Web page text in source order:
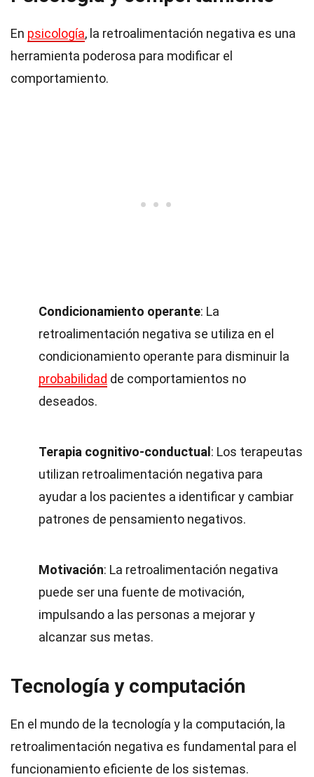
En psicología, la retroalimentación negativa es una
herramienta poderosa para modificar el
comportamiento.
Condicionamiento operante: La
retroalimentación negativa se utiliza en el
condicionamiento operante para disminuir la
probabilidad de comportamientos no
deseados.
Terapia cognitivo-conductual : Los terapeutas
utilizan retroalimentación negativa para
ayudar a los pacientes a identificar y cambiar
patrones de pensamiento negativos.
Motivación: La retroalimentación negativa
puede ser una fuente de motivación,
impulsando a las personas a mejorar y
alcanzar sus metas.
Tecnología y computación
En el mundo de la tecnología y la computación, la
retroalimentación negativa es fundamental para el
funcionamiento eficiente de los sistemas.